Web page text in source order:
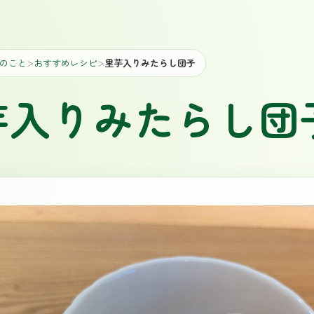
こと ＞ おすすめレシピ＞ 里芋入りみたらし団子
りみたらし団